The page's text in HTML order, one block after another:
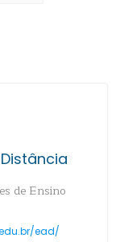
de Ensino
ead/